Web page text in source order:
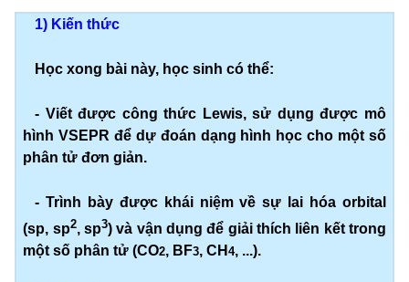
1) Kiến thức
Học xong bài này, học sinh có thể:
- Viết được công thức Lewis, sử dụng được mô
hình VSEPR để dự đoán dạng hình học cho một số
phân tử đơn giản.
- Trình bày được khái niệm về sự lai hóa orbital
(sp, sp2, sp3) và vận dụng để giải thích liên kết trong
một số phân tử (CO2, BF3, CH4, ...).